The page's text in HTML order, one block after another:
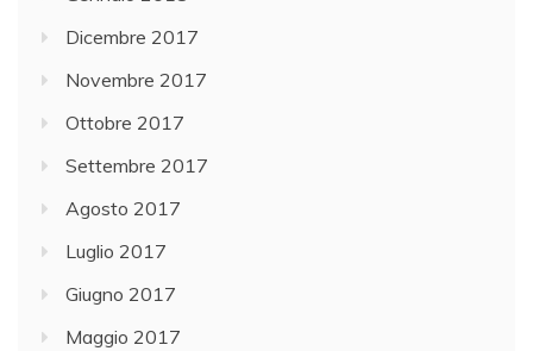
Dicembre 2017
Novembre 2017
Ottobre 2017
Settembre 2017
Agosto 2017
Luglio 2017
Giugno 2017
Maggio 2017